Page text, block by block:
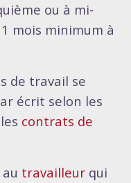
ou à mi-
mois minimum à
de travail se
écrit selon les
contrats de
travailleur qui